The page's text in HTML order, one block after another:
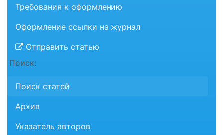
Требования к оформлению
Оформление ссылки на журнал
Отправить статью
Поиск:
Поиск статей
Архив
Указатель авторов